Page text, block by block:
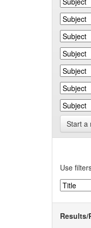
Start a
Use
Results/